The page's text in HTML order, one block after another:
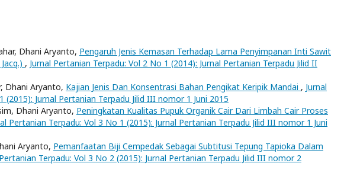
Dhani Aryanto, Pengaruh Jenis Kemasan Terhadap Lama Penyimpanan Inti Sawit
, Jurnal Pertanian Terpadu: Vol 2 No 1 (2014): Jurnal Pertanian Terpadu Jilid II
Dhani Aryanto, Kajian Jenis Dan Konsentrasi Bahan Pengikat Keripik Mandai , Jurnal
(2015): Jurnal Pertanian Terpadu Jilid III nomor 1 Juni 2015
Dhani Aryanto, Peningkatan Kualitas Pupuk Organik Cair Dari Limbah Cair Proses
Pertanian Terpadu: Vol 3 No 1 (2015): Jurnal Pertanian Terpadu Jilid III nomor 1 Juni
Aryanto, Pemanfaatan Biji Cempedak Sebagai Subtitusi Tepung Tapioka Dalam
Terpadu: Vol 3 No 2 (2015): Jurnal Pertanian Terpadu Jilid III nomor 2